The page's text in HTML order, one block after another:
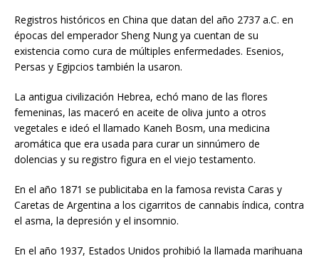
Registros históricos en China que datan del año 2737 a.C. en
épocas del emperador Sheng Nung ya cuentan de su
existencia como cura de múltiples enfermedades. Esenios,
Persas y Egipcios también la usaron.
La antigua civilización Hebrea, echó mano de las flores
femeninas, las maceró en aceite de oliva junto a otros
vegetales e ideó el llamado Kaneh Bosm, una medicina
aromática que era usada para curar un sinnúmero de
dolencias y su registro figura en el viejo testamento.
En el año 1871 se publicitaba en la famosa revista Caras y
Caretas de Argentina a los cigarritos de cannabis índica, contra
el asma, la depresión y el insomnio.
En el año 1937, Estados Unidos prohibió la llamada marihuana